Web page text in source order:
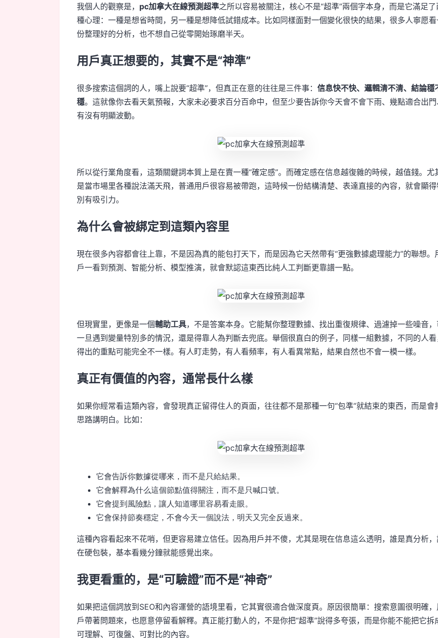
我個人的觀察是， pc加拿大在線預測超準之所以容易被關注，核心不是“超準”兩個字本身，而是它滿足了
種心理：一種是想省時間，另一種是想降低試錯成本。比如同樣面對一個變化很快的結果，很多人寧愿
份整理好的分析，也不想自己從零開始琢磨半天。
用戶真正想要的，其實不是“神準”
很多搜索這個詞的人，嘴上說要“超準”，但真正在意的往往是三件事： 信息快不快、邏輯清不清、結論穩
穩。這就像你去看天氣預報，大家未必要求百分百命中，但至少要告訴你今天會不會下雨、幾點適合出門
有沒有明顯波動。
所以從行業角度看，這類關鍵詞本質上是在賣一種“確定感”。而確定感在信息越復雜的時候，越值錢。尤
是當市場里各種說法滿天飛，普通用戶很容易被帶跑，這時候一份結構清楚、表達直接的內容，就會顯
別有吸引力。
為什么會被綁定到這類內容里
現在很多內容都會往上靠，不是因為真的能包打天下，而是因為它天然帶有“更強數據處理能力”的聯想。
戶一看到預測、智能分析、模型推演，就會默認這東西比純人工判斷更靠譜一點。
但現實里，更像是一個輔助工具，不是答案本身。它能幫你整理數據、找出重復規律、過濾掉一些噪音
一旦遇到變量特別多的情況，還是得靠人為判斷去兜底。舉個很直白的例子，同樣一組數據，不同的人看
得出的重點可能完全不一樣。有人盯走勢，有人看頻率，有人看異常點，結果自然也不會一模一樣。
真正有價值的內容，通常長什么樣
如果你經常看這類內容，會發現真正留得住人的頁面，往往都不是那種一句“包準”就結束的東西，而是會
思路講明白。比如：
它會告訴你數據從哪來，而不是只給結果。
它會解釋為什么這個節點值得關注，而不是只喊口號。
它會提到風險點，讓人知道哪里容易看走眼。
它會保持節奏穩定，不會今天一個說法，明天又完全反過來。
這種內容看起來不花哨，但更容易建立信任。因為用戶并不傻，尤其是現在信息這么透明，誰是真分析，
在硬包裝，基本看幾分鐘就能感覺出來。
我更看重的，是“可驗證”而不是“神奇”
如果把這個詞放到SEO和內容運營的語境里看，它其實很適合做深度頁。原因很簡單：搜索意圖很明確，
戶帶著問題來，也愿意停留看解釋。真正能打動人的，不是你把“超準”說得多夸張，而是你能不能把它拆
可理解、可復盤、可對比的內容。